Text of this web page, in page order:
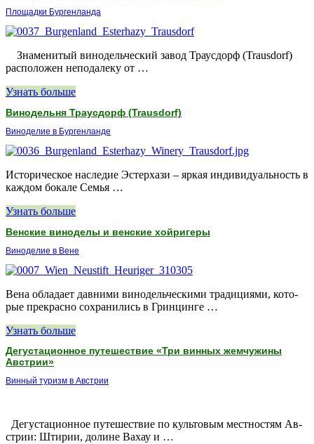
Площадки Бургенланда
Зна­ме­ни­тый ви­но­дель­че­ский за­вод Тра­у­сдорф (Trausdorf)
рас­по­ло­жен непо­да­ле­ку от …
Узнать больше
Винодельня Траусдорф (Trausdorf)
Виноделие в Бургенланде
Историческое наследие Эстерхази – яркая индивидуальность в
каждом бокале Се­мья …
Узнать больше
Венские виноделы и венские хойригеры
Виноделие в Вене
Ве­на об­ла­да­ет дав­ни­ми ви­но­дель­че­ски­ми тра­ди­ци­я­ми, ко­то­
рые пре­крас­но со­хра­ни­лись в Грин­цин­ге …
Узнать больше
Дегустационное путешествие «Три винных жемчужины
Австрии»
Винный туризм в Австрии
Де­гу­ста­ци­он­ное пу­те­ше­ствие по куль­то­вым мест­но­стям Ав­
стрии: Шти­рии, до­лине Ва­хау и …